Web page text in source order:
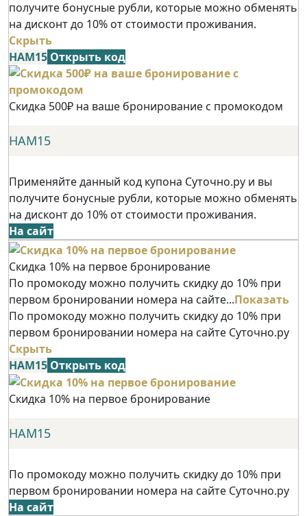
получите бонусные рубли, которые можно обменять
на дисконт до 10% от стоимости проживания.
Скрыть
НАМ15 Открыть код
Скидка 500₽ на ваше бронирование с промокодом
НАМ15
Применяйте данный код купона Суточно.ру и вы
получите бонусные рубли, которые можно обменять
на дисконт до 10% от стоимости проживания.
На сайт
Скидка 10% на первое бронирование
По промокоду можно получить скидку до 10% при
первом бронировании номера на сайте...Показать
По промокоду можно получить скидку до 10% при
первом бронировании номера на сайте Суточно.ру
Скрыть
НАМ15 Открыть код
Скидка 10% на первое бронирование
НАМ15
По промокоду можно получить скидку до 10% при
первом бронировании номера на сайте Суточно.ру
На сайт